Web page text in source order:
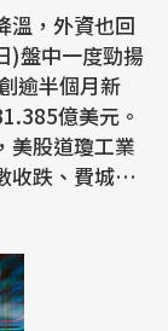
溫，外資也回
)盤中一度勁揚
逾半個月新
億美元。
美股道瓊工業
收跌、費城半